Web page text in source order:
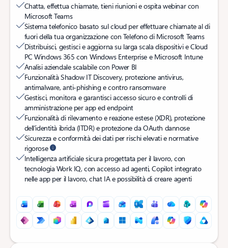
Chatta, effettua chiamate, tieni riunioni e ospita webinar con
Microsoft Teams
Sistema telefonico basato sul cloud per effettuare chiamate al di
fuori della tua organizzazione con Telefono di Microsoft Teams
Distribuisci, gestisci e aggiorna su larga scala dispositivi e Cloud
PC Windows 365 con Windows Enterprise e Microsoft Intune
Analisi aziendale scalabile con Power BI
Funzionalità Shadow IT Discovery, protezione antivirus,
antimalware, anti-phishing e contro ransomware
Gestisci, monitora e garantisci accesso sicuro e controlli di
amministrazione per app ed endpoint
Funzionalità di rilevamento e reazione estese (XDR), protezione
dell'identità ibrida (ITDR) e protezione da OAuth dannose
Sicurezza e conformità dei dati per rischi elevati e normative
rigorose
Intelligenza artificiale sicura progettata per il lavoro, con
tecnologia Work IQ, con accesso ad agenti, Copilot integrato
nelle app per il lavoro, chat IA e possibilità di creare agenti